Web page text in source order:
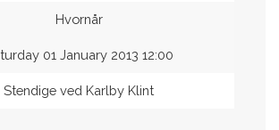
Hvornår
01 January 2013 12:00
Stendige ved Karlby Klint